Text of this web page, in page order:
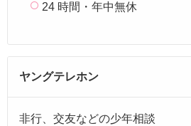
24 時間・年中無休
ヤングテレホン
非行、交友などの少年相談